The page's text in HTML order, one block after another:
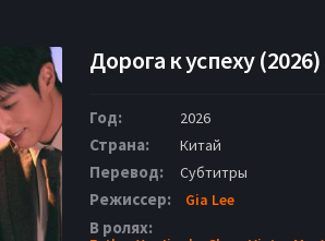
Дорога к успеху (2026)
Год: 2026
Страна: Китай
Перевод: Субтитры
Режиссер: Gia Lee
В ролях: